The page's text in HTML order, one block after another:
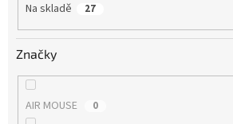
Na skladě 27
Značky
AIR MOUSE 0